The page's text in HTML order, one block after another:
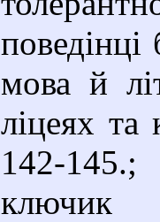
мова й
ліцеях
142-
ключик